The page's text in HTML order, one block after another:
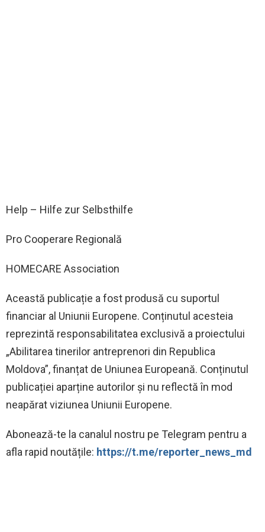
Help – Hilfe zur Selbsthilfe
Pro Cooperare Regională
HOMECARE Association
Această publicație a fost produsă cu suportul
financiar al Uniunii Europene. Conținutul acesteia
reprezintă responsabilitatea exclusivă a proiectului
„Abilitarea tinerilor antreprenori din Republica
Moldova”, finanțat de Uniunea Europeană. Conținutul
publicației aparține autorilor și nu reflectă în mod
neapărat viziunea Uniunii Europene.
Abonează-te la canalul nostru pe Telegram pentru a
afla rapid noutățile: https://t.me/reporter_news_md